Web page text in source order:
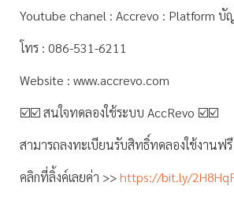
Youtube chanel : Accrevo : Platform
โทร : 086-531-6211
Website : www.accrevo.com
☑️☑️ สนใจทดลองใช้ระบบ AccRevo ☑️☑️
สามารถลงทะเบียนรับสิทธิ์ทดลองใช้งานฟ
คลิกที่ลิ้งค์เลยค่า >>https://bit.ly/